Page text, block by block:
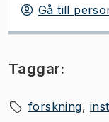
Gå till
Taggar:
forskning